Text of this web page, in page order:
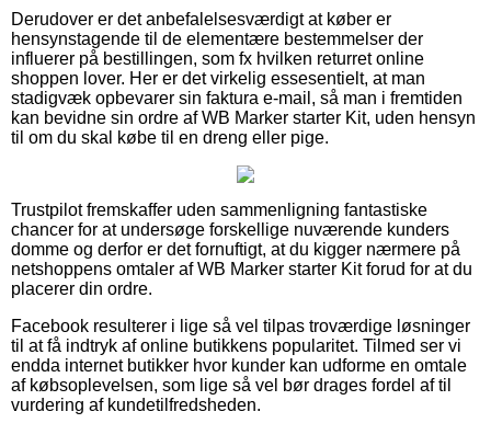
Derudover er det anbefalelsesværdigt at køber er
hensynstagende til de elementære bestemmelser der
influerer på bestillingen, som fx hvilken returret online
shoppen lover. Her er det virkelig essesentielt, at man
stadigvæk opbevarer sin faktura e-mail, så man i fremtiden
kan bevidne sin ordre af WB Marker starter Kit, uden hensyn
til om du skal købe til en dreng eller pige.
Trustpilot fremskaffer uden sammenligning fantastiske
chancer for at undersøge forskellige nuværende kunders
domme og derfor er det fornuftigt, at du kigger nærmere på
netshoppens omtaler af WB Marker starter Kit forud for at du
placerer din ordre.
Facebook resulterer i lige så vel tilpas troværdige løsninger
til at få indtryk af online butikkens popularitet. Tilmed ser vi
endda internet butikker hvor kunder kan udforme en omtale
af købsoplevelsen, som lige så vel bør drages fordel af til
vurdering af kundetilfredsheden.